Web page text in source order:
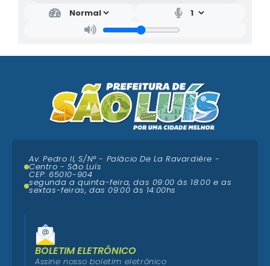
Av. Pedro II, S/N° - Palácio De La Ravardière -
Centro - São Luís
CEP: 65010-904
segunda a quinta-feira, das 09:00 ás 18:00 e as
sextas-feiras, das 09:00 às 14:00hs
BOLETIM ELETRÔNICO
Assine nosso boletim eletrônico